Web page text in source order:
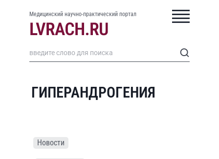
Медицинский научно-практический портал
ГИПЕРАНДРОГЕНИЯ
Новости